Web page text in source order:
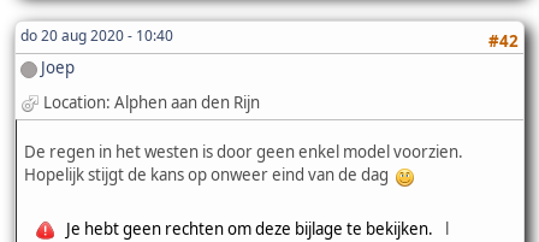
do 20 aug 2020 - 10:40
#42
Joep
Location: Alphen aan den Rijn
De regen in het westen is door geen enkel model voorzien.
Hopelijk stijgt de kans op onweer eind van de dag
Je hebt geen rechten om deze bijlage te bekijken. l